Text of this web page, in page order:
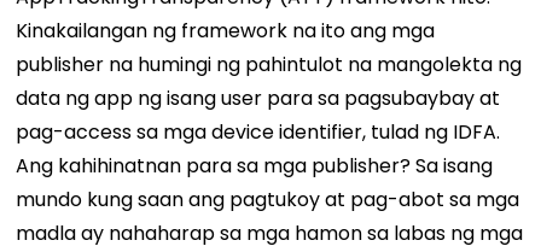
Kinakailangan ng framework na ito ang mga
publisher na humingi ng pahintulot na mangolekta ng
data ng app ng isang user para sa pagsubaybay at
pag-access sa mga device identifier, tulad ng IDFA.
Ang kahihinatnan para sa mga publisher? Sa isang
mundo kung saan ang pagtukoy at pag-abot sa mga
madla ay nahaharap sa mga hamon sa labas ng mga